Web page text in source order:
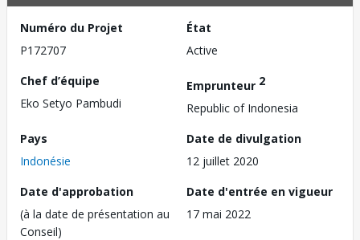
Numéro du Projet
P172707
État
Active
Chef d’équipe
Eko Setyo Pambudi
Emprunteur 2
Republic of Indonesia
Pays
Indonésie
Date de divulgation
12 juillet 2020
Date d'approbation
(à la date de présentation au
Conseil)
Date d'entrée en vigueur
17 mai 2022